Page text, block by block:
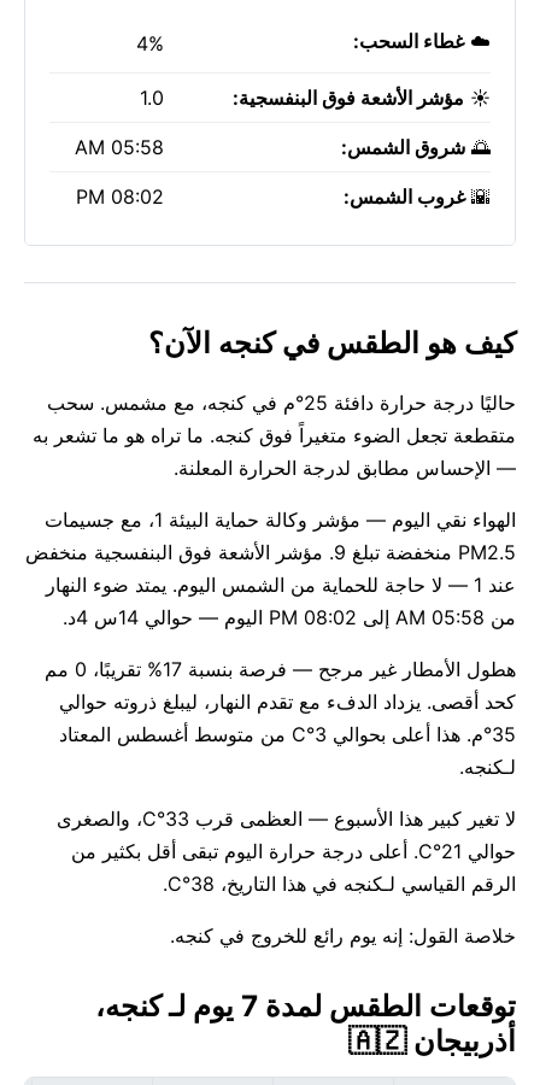
☁️غطاء السحب: 4%
☀️ مؤشر الأشعة فوق البنفسجية: 1.0
🌅 شروق الشمس: 05:58 AM
🌇غروب الشمس: 08:02 PM
كيف هو الطقس في كنجه الآن؟
حاليًا درجة حرارة دافئة 25°م في كنجه، مع مشمس. سحب
متقطعة تجعل الضوء متغيراً فوق كنجه. ما تراه هو ما تشعر به
— الإحساس مطابق لدرجة الحرارة المعلنة.
الهواء نقي اليوم — مؤشر وكالة حماية البيئة 1، مع جسيمات
PM2.5 منخفضة تبلغ 9. مؤشر الأشعة فوق البنفسجية منخفض
عند 1 — لا حاجة للحماية من الشمس اليوم. يمتد ضوء النهار
من 05:58 AM إلى 08:02 PM اليوم — حوالي 14س 4د.
هطول الأمطار غير مرجح — فرصة بنسبة 17% تقريبًا، 0 مم
كحد أقصى. يزداد الدفء مع تقدم النهار، ليبلغ ذروته حوالي
35°م. هذا أعلى بحوالي 3°C من متوسط أغسطس المعتاد
لـكنجه.
لا تغير كبير هذا الأسبوع — العظمى قرب 33°C، والصغرى
حوالي 21°C. أعلى درجة حرارة اليوم تبقى أقل بكثير من
الرقم القياسي لـكنجه في هذا التاريخ، 38°C.
خلاصة القول: إنه يوم رائع للخروج في كنجه.
توقعات الطقس لمدة 7 يوم لـ كنجه،
أذربيجان 🇦🇿